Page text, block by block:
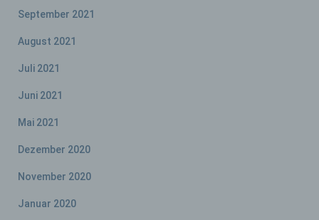
September 2021
August 2021
Juli 2021
Juni 2021
Mai 2021
Dezember 2020
November 2020
Januar 2020
Verantwortlichen
Verantwortlicher im Sinne der Datenschutz-
Grundverordnung, sonstiger in den Mitgliedstaaten
Datenschutzgesetze und anderer Bestimmungen
Frauenplattform Klagenfurt